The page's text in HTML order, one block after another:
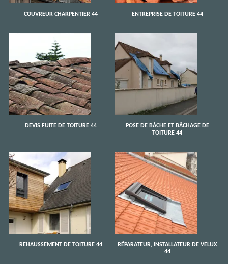
COUVREUR CHARPENTIER 44 ENTREPRISE DE TOITURE 44
DEVIS FUITE DE TOITURE 44
POSE DE BÂCHE ET BÂCHAGE DE
TOITURE 44
REHAUSSEMENT DE TOITURE 44
RÉPARATEUR, INSTALLATEUR DE VELUX
44